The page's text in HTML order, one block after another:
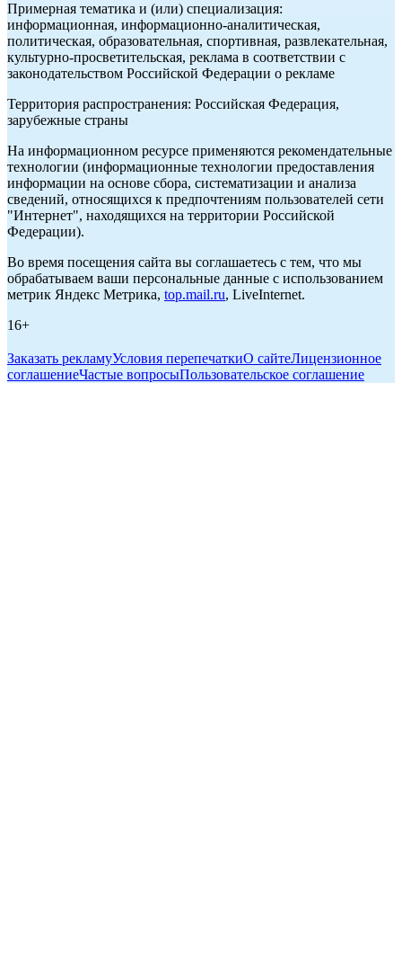
Примерная тематика и (или) специализация:
информационная, информационно-аналитическая,
политическая, образовательная, спортивная, развлекательная,
культурно-просветительская, реклама в соответствии с
законодательством Российской Федерации о рекламе
Территория распространения: Российская Федерация,
зарубежные страны
На информационном ресурсе применяются рекомендательные
технологии (информационные технологии предоставления
информации на основе сбора, систематизации и анализа
сведений, относящихся к предпочтениям пользователей сети
"Интернет", находящихся на территории Российской
Федерации).
Во время посещения сайта вы соглашаетесь с тем, что мы
обрабатываем ваши персональные данные с использованием
метрик Яндекс Метрика, top.mail.ru, LiveInternet.
16+
Заказать рекламуУсловия перепечаткиО сайтеЛицензионное
соглашениеЧастые вопросыПользовательское соглашение